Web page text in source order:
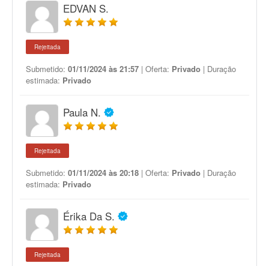
EDVAN S.
Rejeitada
Submetido: 01/11/2024 às 21:57 | Oferta: Privado | Duração
estimada: Privado
Paula N.
Rejeitada
Submetido: 01/11/2024 às 20:18 | Oferta: Privado | Duração
estimada: Privado
Érika Da S.
Rejeitada